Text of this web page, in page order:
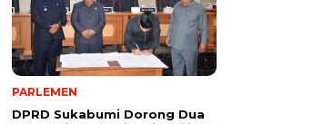
PARLEMEN
DPRD Sukabumi Dorong Dua